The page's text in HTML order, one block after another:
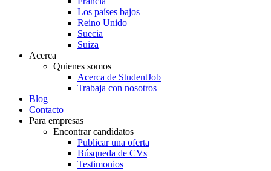
Los países bajos
Reino Unido
Suecia
Suiza
Acerca
Quienes somos
Acerca de StudentJob
Trabaja con nosotros
Blog
Contacto
Para empresas
Encontrar candidatos
Publicar una oferta
Búsqueda de CVs
Testimonios